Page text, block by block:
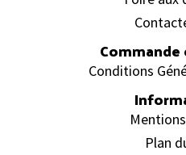
Conditions
Plan